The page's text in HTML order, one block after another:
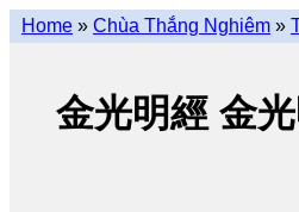
Home » Chùa Thắng Nghiêm »
金光明經 金